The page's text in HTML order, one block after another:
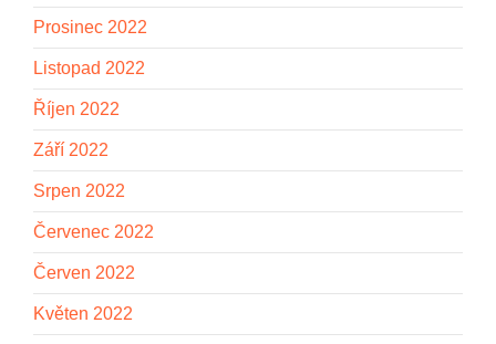
Prosinec 2022
Listopad 2022
Říjen 2022
Září 2022
Srpen 2022
Červenec 2022
Červen 2022
Květen 2022